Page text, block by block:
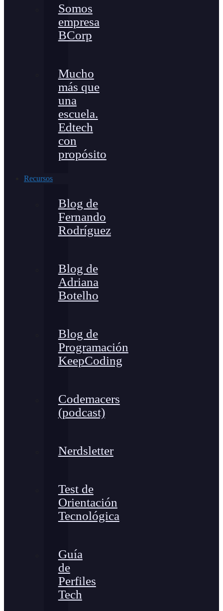
Somos
empresa
BCorp
Mucho
más que
una
escuela.
Edtech
con
propósito
Recursos
Blog de
Fernando
Rodríguez
Blog de
Adriana
Botelho
Blog de
Programación
KeepCoding
Codemacers
(podcast)
Nerdsletter
Test de
Orientación
Tecnológica
Guía
de
Perfiles
Tech